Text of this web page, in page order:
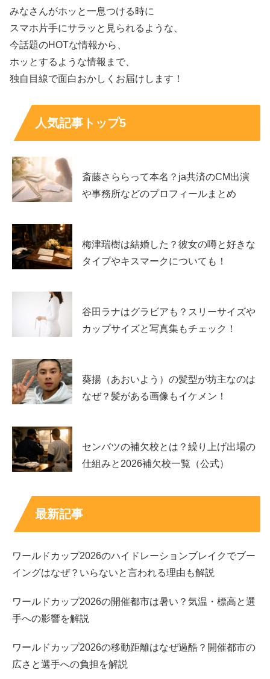
・輿水りさ（呉服店勤務）
・鈴木光（カフェ店員）
・本田美羽（舞台俳優）
こちらのお部屋では、床にローズを散りばめてソファに導
くという、”りさロード”が印象的なお部屋で、
でしたが、
映像としては割とカットされてしまっている印象でした。
・西山真央（元 建設会社 広報）
・竹下理恵（メイク講師）
こちらのお部屋では、3人ともゆる～い部屋着で長谷川さ
竹下さんがカレーを振る舞い、長谷川さんは大好きなカレ
そんな中、次なるグループデートに選ばれたのはこちらの
西山さんと尾崎さんはすでに『バチェラー5』はエピソー
みなさんがホッと一息つける時に
スマホ片手にサラッと見られるような、
今話題のHOTな情報から、
ホッとするような情報まで、
独自目線で面白おかしくお届けします！
人気記事トップ5
斎藤さららって本名？ja共済のCM出演
や事務所などのプロフィールまとめ
梅津瑞樹は結婚した？彼女の噂と好きな
タイプやキスマークについても！
谷田ラナはグラビアも？スリーサイズや
カップサイズと写真集もチェック！
葵揚（あおいよう）の髪型が坊主なのは
なぜ？髪がある画像もイケメン！
センバツの補欠校とは？繰り上げ出場の
仕組みと2026補欠校一覧（公式）
最新記事
ワールドカップ2026のハイドレーションブレイクでブー
イングはなぜ？いらないと言われる理由も解説
ワールドカップ2026の開催都市は暑い？気温・標高と選
手への影響を解説
ワールドカップ2026の移動距離はなぜ過酷？開催都市の
広さと選手への負担を解説